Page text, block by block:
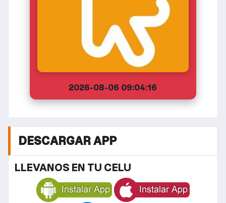
2026-08-06 09:04:16
DESCARGAR APP
LLEVANOS EN TU CELU